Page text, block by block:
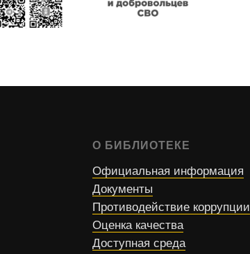
О БИБЛИОТЕКЕ
Официальная информация
Документы
Противодействие коррупции
Оценка качества
Доступная среда